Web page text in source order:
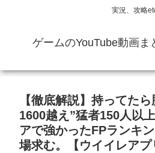
実況、攻略
ゲームのYouTube動画ま
【徹底解説】持ってた
1600越え”猛者150人以
アで強かったFPランキ
場求む。【ウイイレア